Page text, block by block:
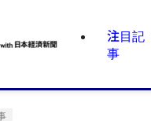
注目記
事